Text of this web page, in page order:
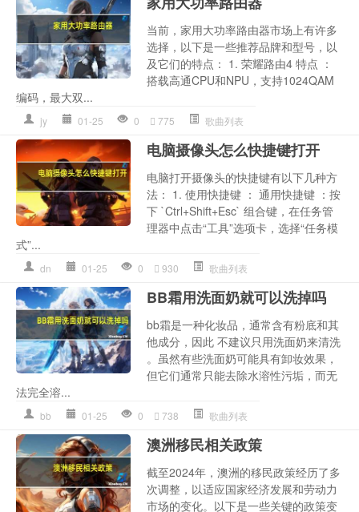
当前，家用大功率路由器市场上有许多
选择，以下是一些推荐品牌和型号，以
及它们的特点： 1. 荣耀路由4 特点 ：
搭载高通CPU和NPU，支持1024QAM
编码，最大双...
jy 01-25 0 775 歌曲列表
电脑摄像头怎么快捷键打开
电脑打开摄像头的快捷键有以下几种方
法： 1. 使用快捷键 ： 通用快捷键 ：按
下 `Ctrl+Shift+Esc` 组合键，在任务管
理器中点击“工具”选项卡，选择“任务模
式”...
dn 01-25 0 930 歌曲列表
BB霜用洗面奶就可以洗掉吗
bb霜是一种化妆品，通常含有粉底和其
他成分，因此 不建议只用洗面奶来清洗
。虽然有些洗面奶可能具有卸妆效果，
但它们通常只能去除水溶性污垢，而无
法完全溶...
bb 01-25 0 738 歌曲列表
澳洲移民相关政策
截至2024年，澳洲的移民政策经历了多
次调整，以适应国家经济发展和劳动力
市场的变化。以下是一些关键的政策变